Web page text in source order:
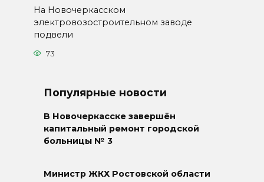
На Новочеркасском
электровозостроительном заводе
подвели
73
Популярные новости
В Новочеркасске завершён
капитальный ремонт городской
больницы № 3
Министр ЖКХ Ростовской области